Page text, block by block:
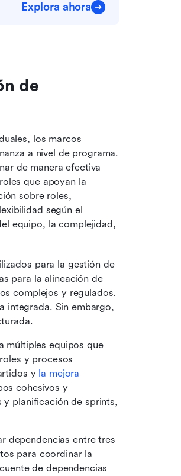
Explora ahora
de
los marcos
a nivel de programa.
de manera efectiva
que apoyan la
sobre roles,
según el
equipo, la complejidad,
para la gestión de
para la alineación de
complejos y regulados.
integrada. Sin embargo,
múltiples equipos que
y procesos
y la mejora
cohesivos y
y planificación de sprints,
dependencias entre tres
para coordinar la
de dependencias